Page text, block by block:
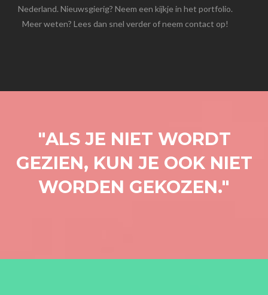
Nederland. Nieuwsgierig? Neem een kijkje in het portfolio.
Meer weten? Lees dan snel verder of neem contact op!
"ALS JE NIET WORDT
GEZIEN, KUN JE OOK NIET
WORDEN GEKOZEN."